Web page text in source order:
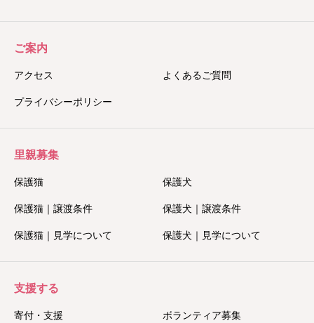
ご案内
アクセス よくあるご質問
プライバシーポリシー
里親募集
保護猫 保護犬
保護猫｜譲渡条件 保護犬｜譲渡条件
保護猫｜見学について 保護犬｜見学について
支援する
寄付・支援 ボランティア募集